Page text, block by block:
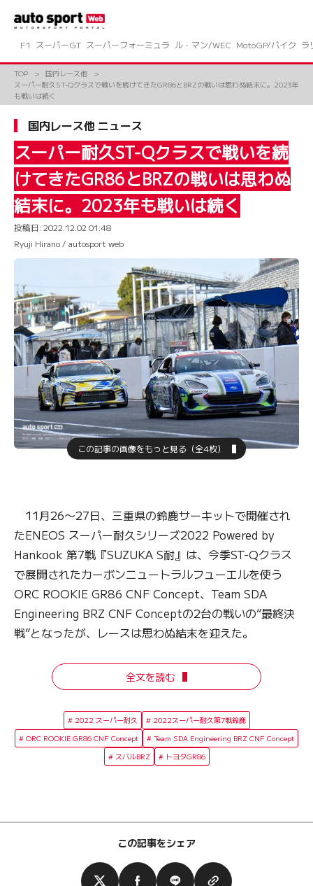
ツ
F1 スーパーGT スーパーフォーミュラ ル・マン/WEC MotoGP/バイク ラ
TOP
国内レース他
スーパー耐久ST-Qクラスで戦いを続けてきたGR86とBRZの戦いは思わぬ結末に。2023年
も戦いは続く
国内レース他 ニュース
スーパー耐久ST-Qクラスで戦いを続
けてきたGR86とBRZの戦いは思わぬ
結末に。2023年も戦いは続く
投稿日: 2022.12.02 01:48
Ryuji Hirano / autosport web
この記事の画像をもっと見る（全4枚）
11月26〜27日、三重県の鈴鹿サーキットで開催され
たENEOS スーパー耐久シリーズ2022 Powered by
Hankook 第7戦『SUZUKA S耐』は、今季ST-Qクラス
で展開されたカーボンニュートラルフューエルを使う
ORC ROOKIE GR86 CNF Concept、Team SDA
Engineering BRZ CNF Conceptの2台の戦いの“最終決
戦”となったが、レースは思わぬ結末を迎えた。
全文を読む
2022 スーパー耐久
2022スーパー耐久第7戦鈴鹿
ORC ROOKIE GR86 CNF Concept
Team SDA Engineering BRZ CNF Concept
スバルBRZ
トヨタGR86
この記事をシェア